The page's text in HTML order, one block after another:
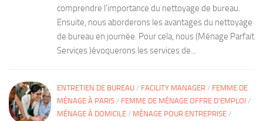
comprendre l’importance du nettoyage de bureau.
Ensuite, nous aborderons les avantages du nettoyage
de bureau en journée. Pour cela, nous (Ménage Parfait
Services )évoquerons les services de...
ENTRETIEN DE BUREAU / FACILITY MANAGER / FEMME DE
MÉNAGE À PARIS / FEMME DE MÉNAGE OFFRE D'EMPLOI /
MÉNAGE À DOMICILE / MÉNAGE POUR ENTREPRISE /